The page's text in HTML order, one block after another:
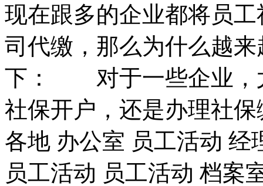
现在跟多的企业都将员
司代缴，那么为什么越
下： 对于一些企业，
社保开户，还是办理社
各地 办公室 员工活动 经
员工活动 员工活动 档案